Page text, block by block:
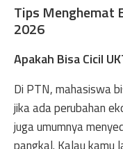
Tips Menghemat
2026
Apakah Bisa Cicil
Di PTN, mahasiswa
jika ada perubahan
juga umumnya
pangkal. Kalau kamu